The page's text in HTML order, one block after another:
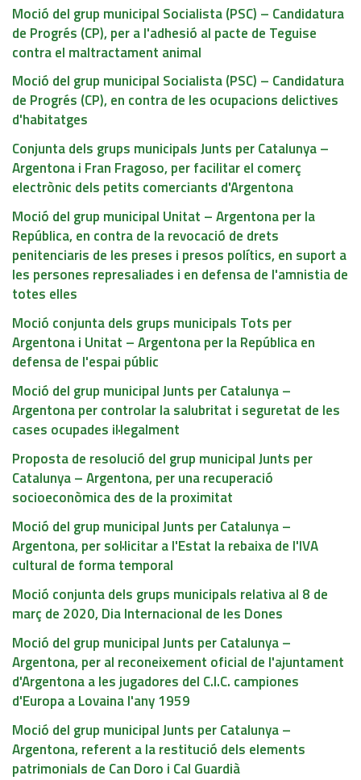
Moció del grup municipal Socialista (PSC) – Candidatura
de Progrés (CP), per a l'adhesió al pacte de Teguise
contra el maltractament animal
Moció del grup municipal Socialista (PSC) – Candidatura
de Progrés (CP), en contra de les ocupacions delictives
d'habitatges
Conjunta dels grups municipals Junts per Catalunya –
Argentona i Fran Fragoso, per facilitar el comerç
electrònic dels petits comerciants d'Argentona
Moció del grup municipal Unitat – Argentona per la
República, en contra de la revocació de drets
penitenciaris de les preses i presos polítics, en suport a
les persones represaliades i en defensa de l'amnistia de
totes elles
Moció conjunta dels grups municipals Tots per
Argentona i Unitat – Argentona per la República en
defensa de l'espai públic
Moció del grup municipal Junts per Catalunya –
Argentona per controlar la salubritat i seguretat de les
cases ocupades il·legalment
Proposta de resolució del grup municipal Junts per
Catalunya – Argentona, per una recuperació
socioeconòmica des de la proximitat
Moció del grup municipal Junts per Catalunya –
Argentona, per sol·licitar a l'Estat la rebaixa de l'IVA
cultural de forma temporal
Moció conjunta dels grups municipals relativa al 8 de
març de 2020, Dia Internacional de les Dones
Moció del grup municipal Junts per Catalunya –
Argentona, per al reconeixement oficial de l'ajuntament
d'Argentona a les jugadores del C.I.C. campiones
d'Europa a Lovaina l'any 1959
Moció del grup municipal Junts per Catalunya –
Argentona, referent a la restitució dels elements
patrimonials de Can Doro i Cal Guardià